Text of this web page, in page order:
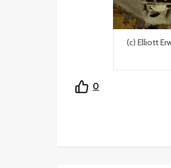
(c) Elliott
0